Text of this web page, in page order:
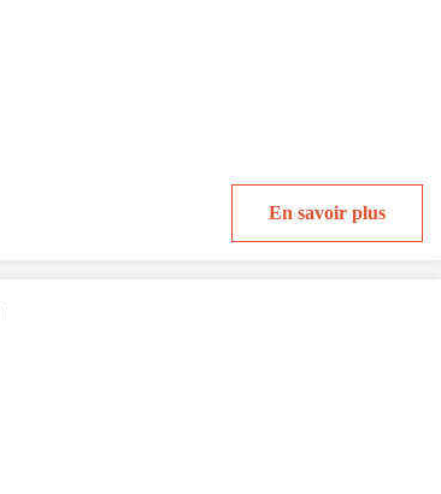
En savoir plus